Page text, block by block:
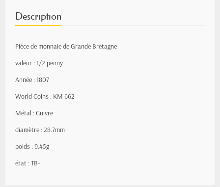
Description
Pièce de monnaie de Grande Bretagne
valeur : 1/2 penny
Année : 1807
World Coins : KM 662
Métal : Cuivre
diamètre : 28.7mm
poids : 9.45g
état : TB-